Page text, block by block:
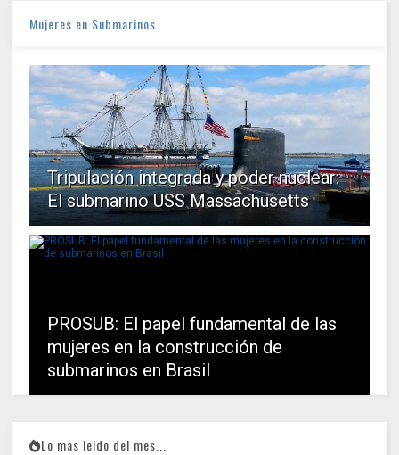
Mujeres en Submarinos
Tripulación integrada y poder nuclear:
El submarino USS Massachusetts
PROSUB: El papel fundamental de las
mujeres en la construcción de
submarinos en Brasil
Lo mas leido del mes...